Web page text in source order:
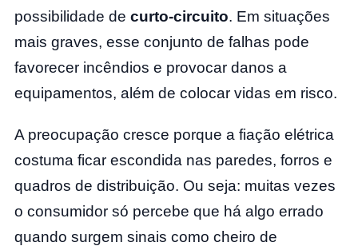
possibilidade de curto-circuito. Em situações
mais graves, esse conjunto de falhas pode
favorecer incêndios e provocar danos a
equipamentos, além de colocar vidas em risco.
A preocupação cresce porque a fiação elétrica
costuma ficar escondida nas paredes, forros e
quadros de distribuição. Ou seja: muitas vezes
o consumidor só percebe que há algo errado
quando surgem sinais como cheiro de